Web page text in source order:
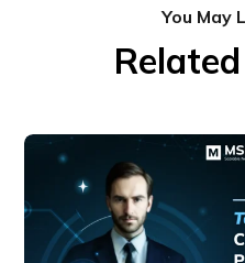
You May